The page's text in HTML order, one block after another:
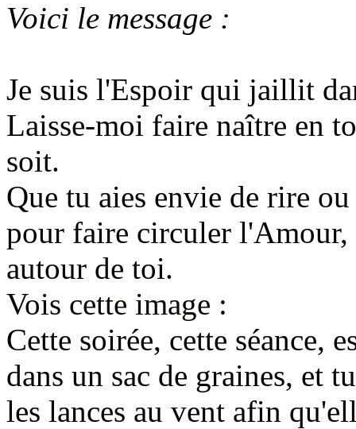
Voici le message :
Je suis l'Espoir qui jaillit
Laisse-moi faire naître en
soit.
Que tu aies envie de rire
pour faire circuler l'Amour,
autour de toi.
Vois cette image :
Cette soirée, cette séance,
dans un sac de graines, et
les lances au vent afin